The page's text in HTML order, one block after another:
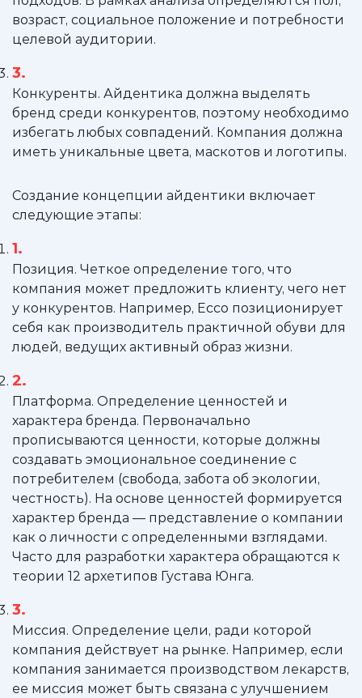
возраст, социальное положение и потребности
целевой аудитории.
Конкуренты. Айдентика должна выделять
бренд среди конкурентов, поэтому необходимо
избегать любых совпадений. Компания должна
иметь уникальные цвета, маскотов и логотипы.
Создание концепции айдентики включает
следующие этапы:
Позиция. Четкое определение того, что
компания может предложить клиенту, чего нет
у конкурентов. Например, Ecco позиционирует
себя как производитель практичной обуви для
людей, ведущих активный образ жизни.
Платформа. Определение ценностей и
характера бренда. Первоначально
прописываются ценности, которые должны
создавать эмоциональное соединение с
потребителем (свобода, забота об экологии,
честность). На основе ценностей формируется
характер бренда — представление о компании
как о личности с определенными взглядами.
Часто для разработки характера обращаются к
теории 12 архетипов Густава Юнга.
Миссия. Определение цели, ради которой
компания действует на рынке. Например, если
компания занимается производством лекарств,
ее миссия может быть связана с улучшением